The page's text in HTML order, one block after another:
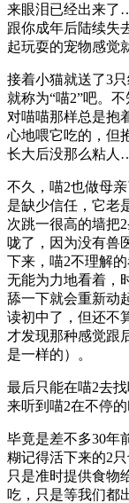
来眼泪已经出来
跟你成年后陆续失
起玩耍的宠物感觉
接着小猫就送了3
就称为“喵2”吧。
对喵喵那样总是抱
心地喂它吃的，但
长大后没那么粘
不久，喵2也做母
是缺少信任，它老
次跳一很高的墙把
咙了，因为没有兽
下来，喵2不理解
无能为力地看着，
舔一下就会重新
读初中了，但还不
才发现那种感觉跟
是一样的）。
最后只能在喵2去
来听到喵2在不停的
毕竟是差不多30年
糊记得活下来的2
只是准时提供食物
吃，只是等我们